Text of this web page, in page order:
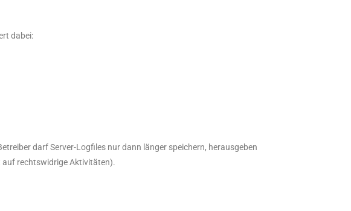
dabei:
darf Server-Logfiles nur dann länger speichern, herausgeben
auf rechtswidrige Aktivitäten).